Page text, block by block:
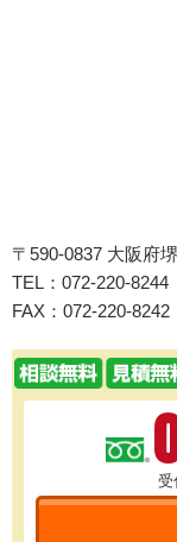
〒590-0837 大阪府
TEL：072-220-8244
FAX：072-220-8242
受